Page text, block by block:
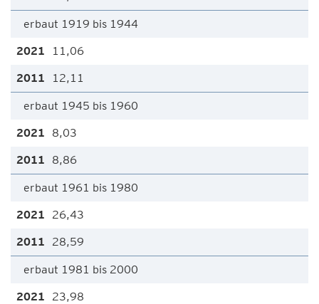
erbaut 1919 bis 1944
11,06
12,11
erbaut 1945 bis 1960
8,03
8,86
erbaut 1961 bis 1980
26,43
28,59
erbaut 1981 bis 2000
23,98